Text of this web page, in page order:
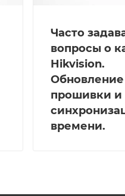
Часто
вопросы о
Hikvision.
Обновление
прошивки и
времени.